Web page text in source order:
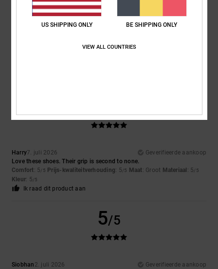
the perfect shoes for skaters
Harry7. juli 2026
Geverifieerde aankoop
Love these shoes. Their grip is second to none.
Comfort: 5/5 Prijs-kwaliteitverhouding: 5/5 Maat: Groot Materiaal : 5/5
Kleur: 5/5
Ik raad dit product aan
5/5
Siobhan 2. juli 2026
Geverifieerde aankoop
US SHIPPING ONLY BE SHIPPING ONLY
VIEW ALL COUNTRIES